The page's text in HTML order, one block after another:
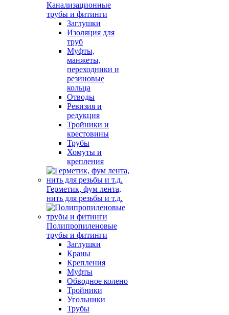
Канализационные
трубы и фитинги
Заглушки
Изоляция для
труб
Муфты,
манжеты,
переходники и
резиновые
кольца
Отводы
Ревизия и
редукция
Тройники и
крестовины
Трубы
Хомуты и
крепления
Герметик, фум лента,
нить для резьбы и т.д.
Полипропиленовые
трубы и фитинги
Заглушки
Краны
Крепления
Муфты
Обводное колено
Тройники
Угольники
Трубы